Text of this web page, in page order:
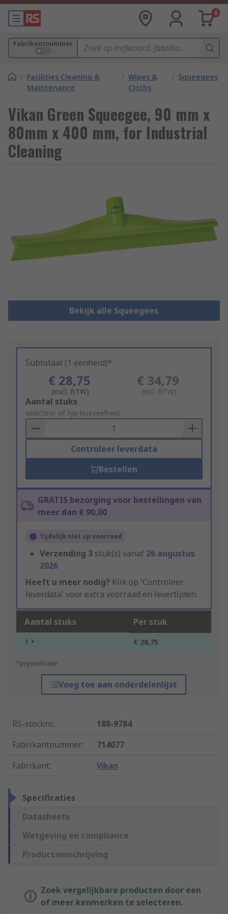
0
Fabrikantnummer
/ Facilities Cleaning &
Maintenance
/ Wipes &
Cloths
/ Squeegees
Vikan Green Squeegee, 90 mm x
80mm x 400 mm, for Industrial
Cleaning
Bekijk alle Squeegees
Subtotaal (1 eenheid)*
€ 28,75
(excl. BTW)
€ 34,79
(incl. BTW)
Add
to
Basket
Aantal stuks
selecteer of typ hoeveelheid
Controleer leverdata
Bestellen
GRATIS bezorging voor bestellingen van
meer dan € 90,00
Tijdelijk niet op voorraad
Verzending 3 stuk(s) vanaf 26 augustus
2026
Heeft u meer nodig? Klik op 'Controleer
leverdata' voor extra voorraad en levertijden.
Aantal stuks Per stuk
1 + € 28,75
*prijsindicatie
Voeg toe aan onderdelenlijst
RS-stocknr.:
188-9784
Fabrikantnummer:
714077
Fabrikant: Vikan
Specificaties
Datasheets
Wetgeving en compliance
Productomschrijving
Zoek vergelijkbare producten door een
of meer kenmerken te selecteren.